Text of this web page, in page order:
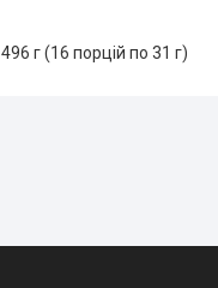
496 г (16 порцій по 31 г)